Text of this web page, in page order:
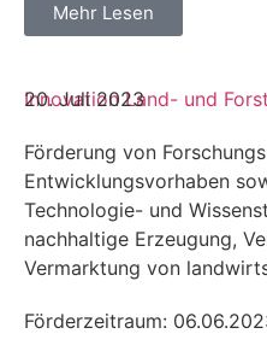
Mehr Lesen
Innovation Land- und
20. Juli 2023
Förderung von
Entwicklungsvorhaben
Technologie- und
nachhaltige Erzeugung,
Vermarktung von
Förderzeitraum: